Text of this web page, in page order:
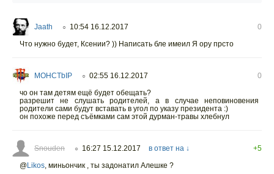
Jaath ○ 10:54 16.12.2017
0
Что нужно будет, Ксении? )) Написать бле имеил Я ору прсто
MOHCTbIP ○ 02:55 16.12.2017
0
чо он там детям ещё будет обещать?
разрешит не слушать родителей, а в случае неповиновения
родители сами будут вставать в угол по указу президента :)
он похоже перед съёмками сам этой дурман-травы хлебнул
Snouden ○ 16:27 15.12.2017 в ответ на ↓
+5
@Likos, миньончик , ты задонатил Алешке ?